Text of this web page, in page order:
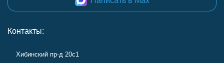
Контакты:
Хибинский пр-д 20с1